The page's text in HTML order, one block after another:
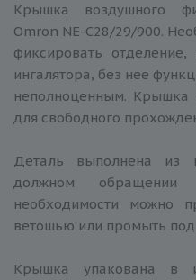
Крышка воздушного
Omron NE-C28/29/900.
фиксировать
ингалятора, без нее
неполноценным. Крышка
для свободного
Деталь выполнена из
должном обращении
необходимости можно
ветошью или промыть под
Крышка упакована в